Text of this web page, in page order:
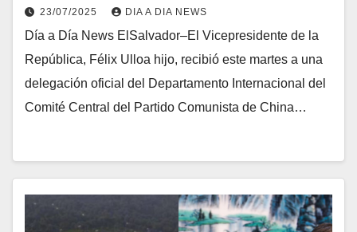
23/07/2025 DIA A DIA NEWS
Día a Día News ElSalvador–El Vicepresidente de la
República, Félix Ulloa hijo, recibió este martes a una
delegación oficial del Departamento Internacional del
Comité Central del Partido Comunista de China…